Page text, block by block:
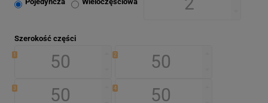
Szerokość części
1 2
3 4